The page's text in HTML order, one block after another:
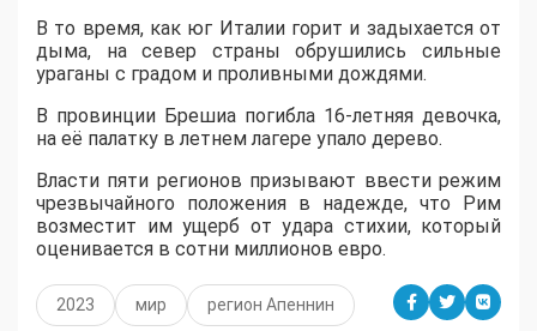
В то время, как юг Италии горит и задыхается от
дыма, на север страны обрушились сильные
ураганы с градом и проливными дождями.
В провинции Брешиа погибла 16-летняя девочка,
на её палатку в летнем лагере упало дерево.
Власти пяти регионов призывают ввести режим
чрезвычайного положения в надежде, что Рим
возместит им ущерб от удара стихии, который
оценивается в сотни миллионов евро.
2023 мир регион Апеннин